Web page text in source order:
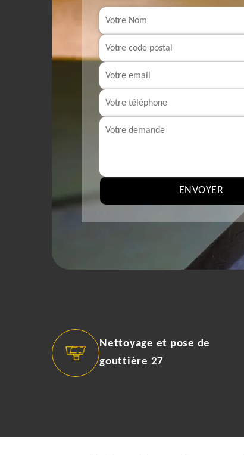
Nettoyage et pose de
gouttière 27